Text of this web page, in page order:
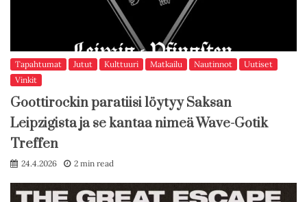
Tapahtumat Jutut Kulttuuri Matkailu Nautinnot
Uutiset
Vinkit
Goottirockin paratiisi löytyy Saksan
Leipzigista ja se kantaa nimeä Wave-Gotik
Treffen
24.4.2026 2 min read